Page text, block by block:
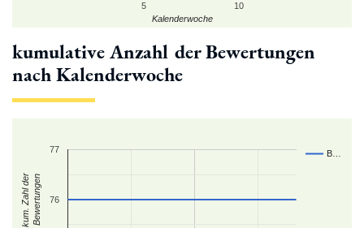
5 10
Kalenderwoche
kumulative Anzahl der Bewertungen
nach Kalenderwoche
B…
76
77
kum. Zahl derBewertungen